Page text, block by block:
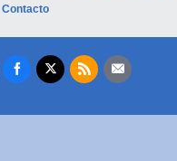
Contacto